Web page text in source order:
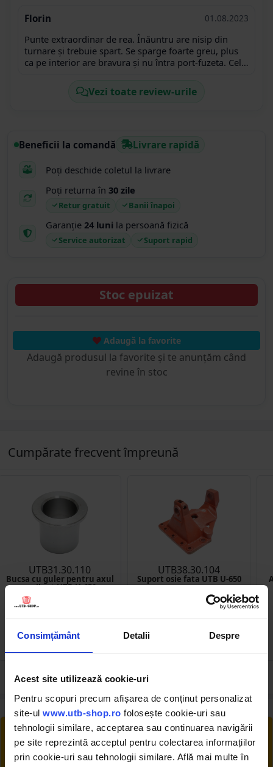
Consimțământ Detalii Despre
Acest site utilizează cookie-uri
Pentru scopuri precum afișarea de conținut personalizat
site-ul www.utb-shop.ro folosește cookie-uri sau
tehnologii similare, acceptarea sau continuarea navigării
pe site reprezintă acceptul pentru colectarea informațiilor
prin cookie-uri sau tehnologii similare. Află mai multe în
Florin 01.08.2023
Punte extraordinar de rea. Înăuntru are nisip din
turnare și trebuie spart. Se sparge foarte greu, plus
ca pe interior are bravura și nu întra port-fuzeta. Cele
Vezi toate review-urile
Beneficii la comandă Livrare rapidă
Poți deschide coletul la livrare
Poți returna în 30 zile
Retur gratuit Banii înapoi
Garanție 24 luni la persoană fizică
Service autorizat Suport rapid
Stoc epuizat
Adaugă la favorite
Adaugă produsul la favorite și te anunțăm când
revine în stoc
Cumpărate frecvent împreună
UTB31.30.110
Bucsa cu guler pentru axul
oscilant UTB U-650
(3)
16.00 RON
UTB38.30.104
Suport osie fata UTB U-650
(1)
RETUR EXTINS
Ai posibilitate de retur în 30 zile, comandă
produsele de care ai nevoie fără griji